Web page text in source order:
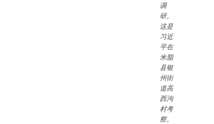
调
研。
这是
习近
平在
米脂
县银
州街
道高
西沟
村考
察。